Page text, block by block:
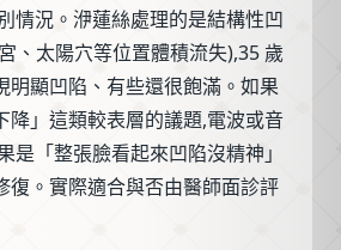
情況。洢蓮絲處理的是結構性凹
、太陽穴等位置體積流失),35 歲
明顯凹陷、有些還很飽滿。如果
降」這類較表層的議題,電波或音
是「整張臉看起來凹陷沒精神」
復。實際適合與否由醫師面診評